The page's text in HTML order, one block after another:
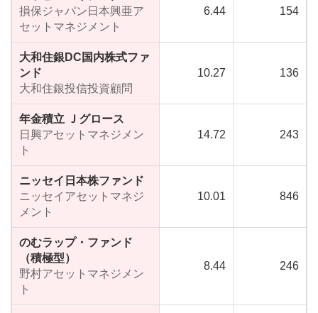
損保ジャパン日本興亜ア
セットマネジメント
6.44 154
大和住銀DC国内株式ファ
ンド
大和住銀投信投資顧問
10.27 136
年金積立 Ｊグロース
日興アセットマネジメン
ト
14.72 243
ニッセイ日本株ファンド
ニッセイアセットマネジ
メント
10.01 846
のむラップ・ファンド
（積極型）
野村アセットマネジメン
ト
8.44 246